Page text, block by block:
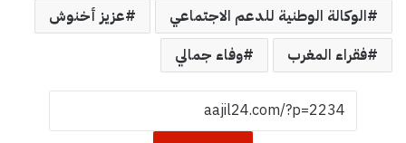
الوكالة الوطنية للدعم الاجتماعي
عزيز أخنوش
فقراء المغرب
وفاء جمالي